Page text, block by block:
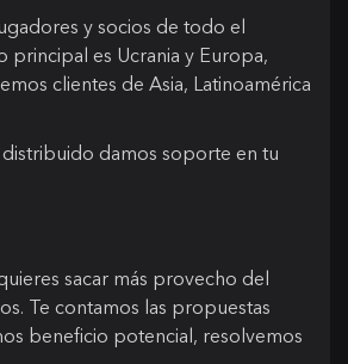
y socios de todo el
principal es Ucrania y Europa,
clientes de Asia, Latinoamérica
damos soporte en tu
sacar más provecho del
Te contamos las propuestas
beneficio potencial, resolvemos